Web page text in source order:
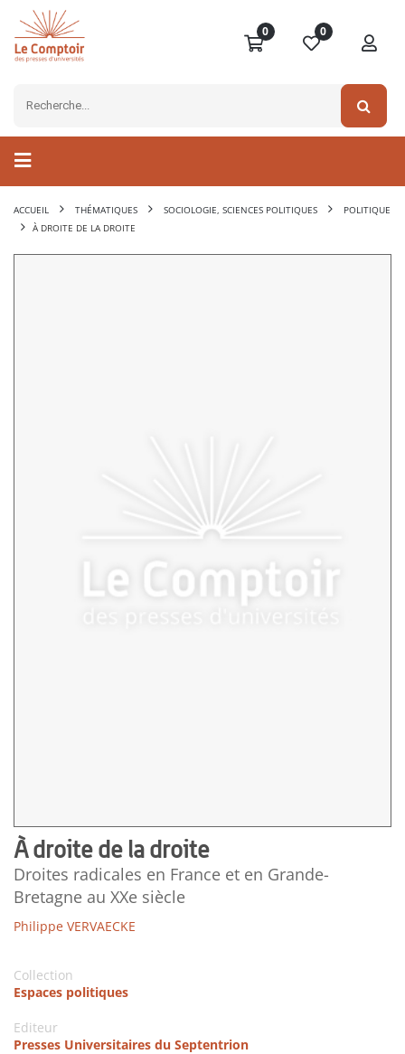
0 0
ACCUEIL THÉMATIQUES SOCIOLOGIE, SCIENCES POLITIQUES
POLITIQUE
À DROITE DE LA DROITE
À droite de la droite
Droites radicales en France et en Grande-
Bretagne au XXe siècle
Philippe VERVAECKE
Collection
Espaces politiques
Editeur
Presses Universitaires du Septentrion